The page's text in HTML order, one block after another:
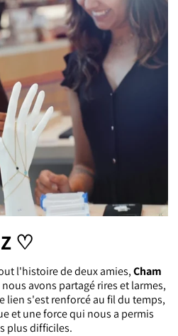
♡
l'histoire de deux amies,Cham
avons partagé rires et larmes,
lien s'est renforcé au fil du temps,
et une force qui nous a permis
plus difficiles.